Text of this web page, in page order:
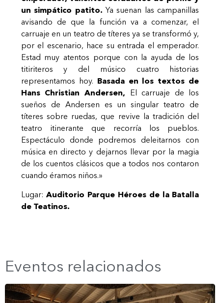
un simpático patito. Ya suenan las campanillas
avisando de que la función va a comenzar, el
carruaje en un teatro de títeres ya se transformó y,
por el escenario, hace su entrada el emperador.
Estad muy atentos porque con la ayuda de los
titiriteros y del músico cuatro historias
representamos hoy. Basada en los textos de
Hans Christian Andersen, El carruaje de los
sueños de Andersen es un singular teatro de
títeres sobre ruedas, que revive la tradición del
teatro itinerante que recorría los pueblos.
Espectáculo donde podremos deleitarnos con
música en directo y dejarnos llevar por la magia
de los cuentos clásicos que a todos nos contaron
cuando éramos niños.»
Lugar:Auditorio Parque Héroes de la Batalla
de Teatinos.
Eventos relacionados